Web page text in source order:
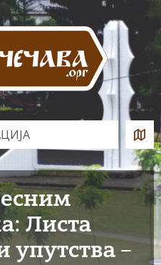
Листа
упутства –